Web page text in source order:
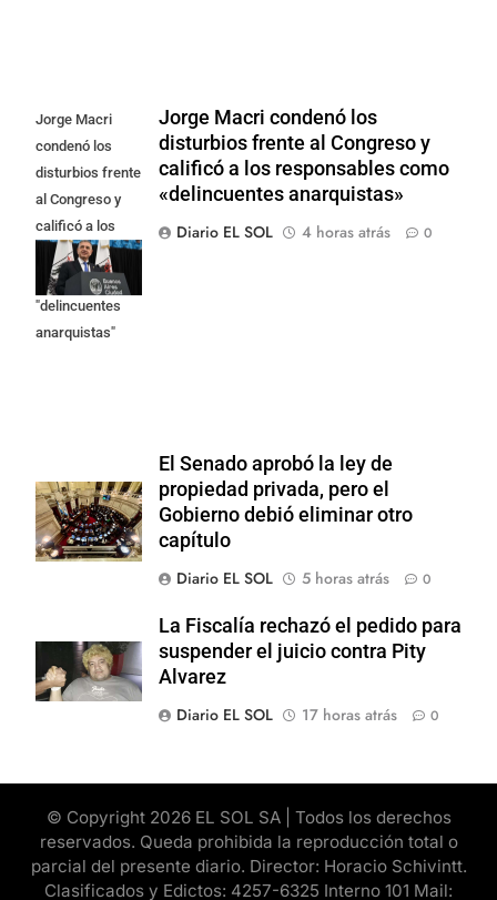
Jorge Macri
condenó los
disturbios frente
al Congreso y
calificó a los
responsables
como
"delincuentes
anarquistas"
Jorge Macri condenó los
disturbios frente al Congreso y
calificó a los responsables como
«delincuentes anarquistas»
Diario EL SOL
4 horas atrás 0
El Senado aprobó la ley de
propiedad privada, pero el
Gobierno debió eliminar otro
capítulo
Diario EL SOL
5 horas atrás 0
La Fiscalía rechazó el pedido para
suspender el juicio contra Pity
Alvarez
Diario EL SOL
17 horas atrás 0
© Copyright 2026 EL SOL SA | Todos los derechos
reservados. Queda prohibida la reproducción total o
parcial del presente diario. Director: Horacio Schivintt.
Clasificados y Edictos: 4257-6325 Interno 101 Mail: